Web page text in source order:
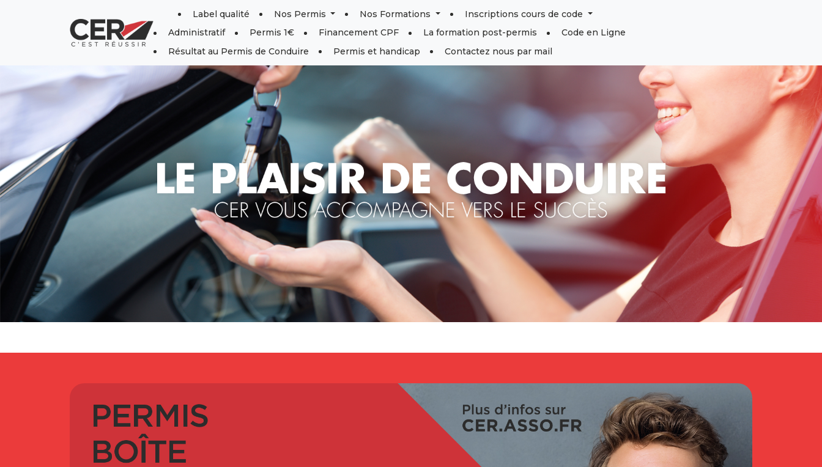
Label qualité Nos Permis Nos Formations
Inscriptions cours de code
Administratif
Permis 1€ Financement CPF La formation post-permis
Code en Ligne
Résultat au Permis de Conduire
Permis et handicap Contactez nous par mail